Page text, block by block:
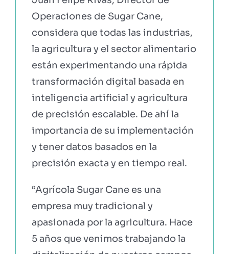
Operaciones de Sugar Cane,
considera que todas las industrias,
la agricultura y el sector alimentario
están experimentando una rápida
transformación digital basada en
inteligencia artificial y agricultura
de precisión escalable. De ahí la
importancia de su implementación
y tener datos basados en la
precisión exacta y en tiempo real.
“Agrícola Sugar Cane es una
empresa muy tradicional y
apasionada por la agricultura. Hace
5 años que venimos trabajando la